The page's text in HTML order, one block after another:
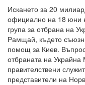
Искането за 20
официално на 18 юни
група за отбрана на
Рамщай, където
помощ за Киев.
отбраната на
правителствени
представители на